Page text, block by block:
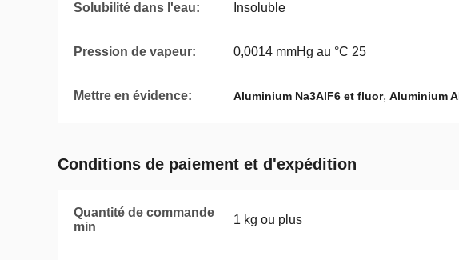
Solubilité dans l'eau: Insoluble
Pression de vapeur: 0,0014 mmHg au °C 25
Mettre en évidence: Aluminium Na3AlF6 et fluor, Aluminium
Conditions de paiement et d'expédition
Quantité de commande
min
1 kg ou plus